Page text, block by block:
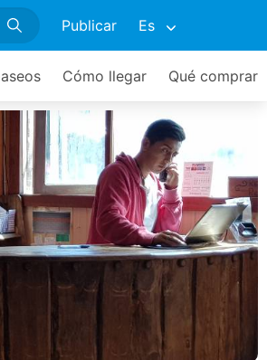
Publicar Es
Cómo llegar Qué comprar